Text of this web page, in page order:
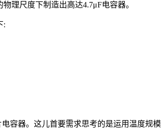
尺度下制造出高达4.7μF电容器。
:
器。这儿首要需求思考的是运用温度规